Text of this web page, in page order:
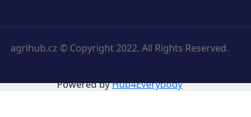
agrihub.cz © Copyright 2022. All Rights Reserved.
Powered byHub4Everybody